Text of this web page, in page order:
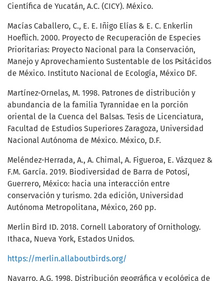
Científica de Yucatán, A.C. (CICY). México.
Macías Caballero, C., E. E. Iñigo Elías & E. C. Enkerlin
Hoeflich. 2000. Proyecto de Recuperación de Especies
Prioritarias: Proyecto Nacional para la Conservación,
Manejo y Aprovechamiento Sustentable de los Psitácidos
de México. Instituto Nacional de Ecología, México DF.
Martínez-Ornelas, M. 1998. Patrones de distribución y
abundancia de la familia Tyrannidae en la porción
oriental de la Cuenca del Balsas. Tesis de Licenciatura,
Facultad de Estudios Superiores Zaragoza, Universidad
Nacional Autónoma de México. México, D.F.
Meléndez-Herrada, A., A. Chimal, A. Figueroa, E. Vázquez &
F.M. García. 2019. Biodiversidad de Barra de Potosí,
Guerrero, México: hacia una interacción entre
conservación y turismo. 2da edición, Universidad
Autónoma Metropolitana, México, 260 pp.
Merlin Bird ID. 2018. Cornell Laboratory of Ornithology.
Ithaca, Nueva York, Estados Unidos.
https://merlin.allaboutbirds.org/
Navarro, A.G. 1998. Distribución geográfica y ecológica de